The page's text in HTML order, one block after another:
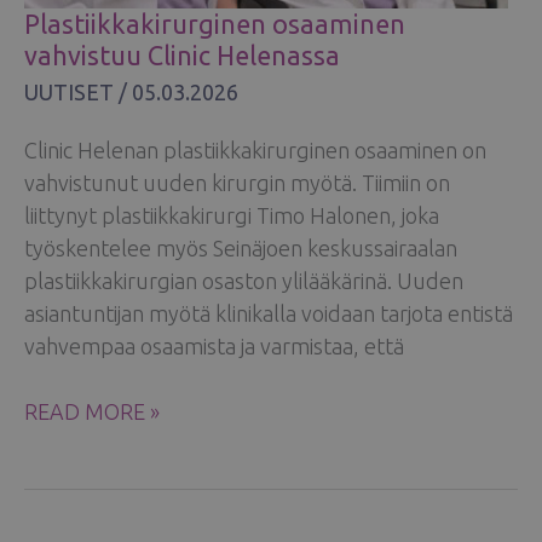
Plastiikkakirurginen osaaminen
vahvistuu Clinic Helenassa
UUTISET / 05.03.2026
Clinic Helenan plastiikkakirurginen osaaminen on
vahvistunut uuden kirurgin myötä. Tiimiin on
liittynyt plastiikkakirurgi Timo Halonen, joka
työskentelee myös Seinäjoen keskussairaalan
plastiikkakirurgian osaston ylilääkärinä. Uuden
asiantuntijan myötä klinikalla voidaan tarjota entistä
vahvempaa osaamista ja varmistaa, että
PLASTIIKKAKIRURGINEN
READ MORE »